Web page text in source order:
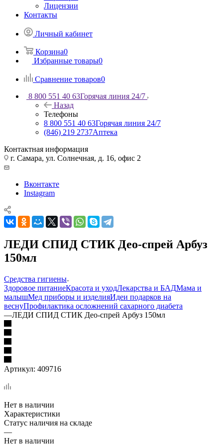
Лицензии
Контакты
Личный кабинет
Корзина0
Избранные товары0
Сравнение товаров0
8 800 551 40 63Горячая линия 24/7
Назад
Телефоны
8 800 551 40 63Горячая линия 24/7
(846) 219 2737Аптека
Контактная информация
г. Самара, ул. Солнечная, д. 16, офис 2
Вконтакте
Instagram
ЛЕДИ СПИД СТИК Део-спрей Арбуз
150мл
Средства гигиены
Здоровое питаниеКрасота и уходЛекарства и БАДМама и
малышМед приборы и изделияИдеи подарков на
веснуПрофилактика осложнений сахарного диабета
—ЛЕДИ СПИД СТИК Део-спрей Арбуз 150мл
Артикул: 409716
Нет в наличии
Характеристики
Статус наличия на складе
—
Нет в наличии